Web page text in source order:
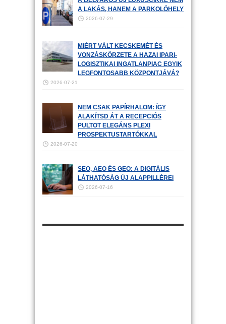
A LAKÁS, HANEM A PARKOLÓHELY
2026-07-29
MIÉRT VÁLT KECSKEMÉT ÉS
VONZÁSKÖRZETE A HAZAI IPARI-
LOGISZTIKAI INGATLANPIAC EGYIK
LEGFONTOSABB KÖZPONTJÁVÁ?
2026-07-21
NEM CSAK PAPÍRHALOM: ÍGY
ALAKÍTSD ÁT A RECEPCIÓS
PULTOT ELEGÁNS PLEXI
PROSPEKTUSTARTÓKKAL
2026-07-20
SEO, AEO ÉS GEO: A DIGITÁLIS
LÁTHATÓSÁG ÚJ ALAPPILLÉREI
2026-07-16